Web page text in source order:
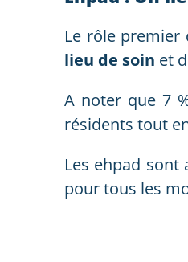
Le rôle premier
lieu de soin et
A noter que 7
résidents tout
Les ehpad
pour tous les